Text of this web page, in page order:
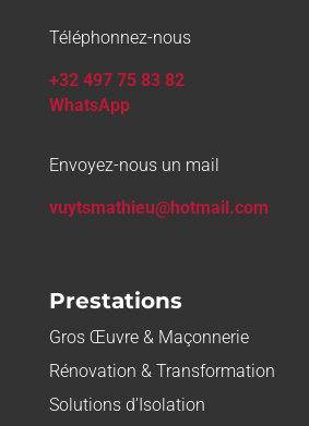
Téléphonnez-nous
+32 497 75 83 82
WhatsApp
Envoyez-nous un mail
vuytsmathieu@hotmail.com
Prestations
Gros Œuvre & Maçonnerie
Rénovation & Transformation
Solutions d’Isolation